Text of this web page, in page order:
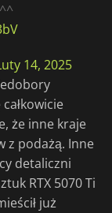
14, 2025
że inne kraje
z podażą. Inne
detaliczni
RTX 5070 Ti
już